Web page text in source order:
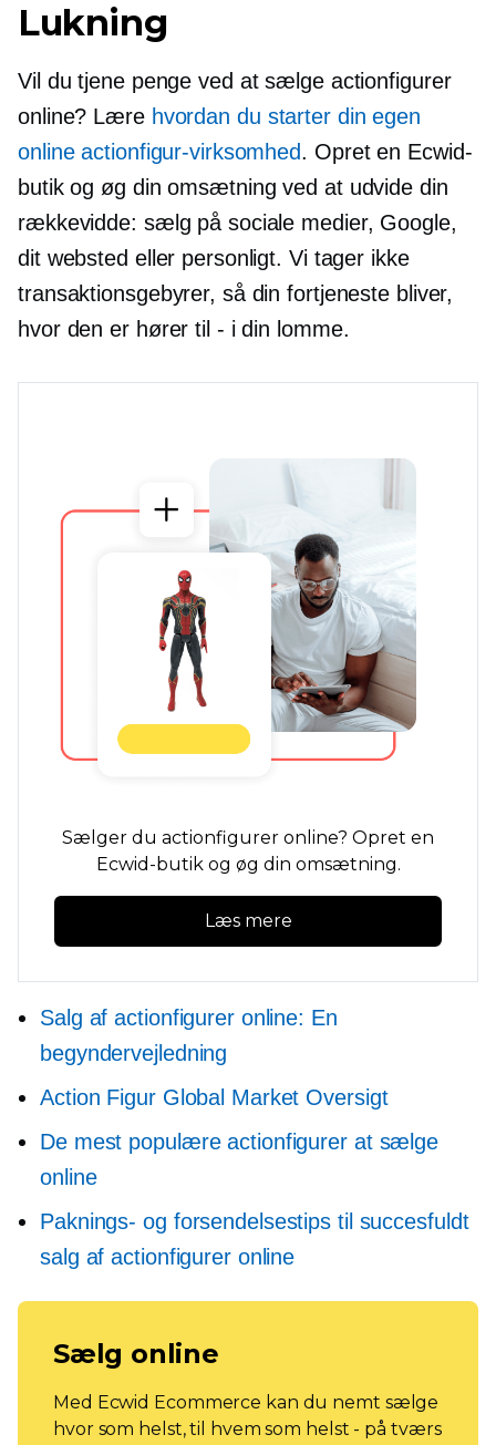
Lukning
Vil du tjene penge ved at sælge actionfigurer
online? Lære hvordan du starter din egen
online actionfigur-virksomhed. Opret en Ecwid-
butik og øg din omsætning ved at udvide din
rækkevidde: sælg på sociale medier, Google,
dit websted eller personligt. Vi tager ikke
transaktionsgebyrer, så din fortjeneste bliver,
hvor den er hører til - idin lomme.
Sælger du actionfigurer online? Opret en
Ecwid-butik og øg din omsætning.
Læs mere
Salg af actionfigurer online: En
begyndervejledning
Action Figur Global Market Oversigt
De mest populære actionfigurer at sælge
online
Paknings- og forsendelsestips til succesfuldt
salg af actionfigurer online
Sælg online
Med Ecwid Ecommerce kan du nemt sælge
hvor som helst, til hvem som helst - på tværs